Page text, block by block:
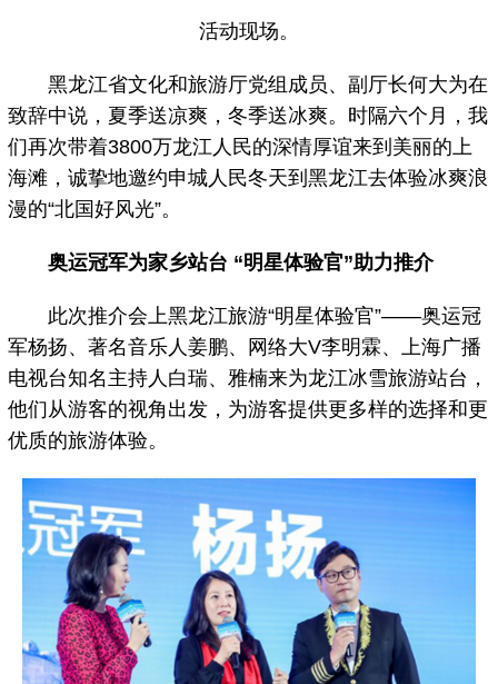
活动现场。
黑龙江省文化和旅游厅党组成员、副厅长何大为在
致辞中说，夏季送凉爽，冬季送冰爽。时隔六个月，我
们再次带着3800万龙江人民的深情厚谊来到美丽的上
海滩，诚挚地邀约申城人民冬天到黑龙江去体验冰爽浪
漫的“北国好风光”。
奥运冠军为家乡站台 “明星体验官”助力推介
此次推介会上黑龙江旅游“明星体验官”——奥运冠
军杨扬、著名音乐人姜鹏、网络大V李明霖、上海广播
电视台知名主持人白瑞、雅楠来为龙江冰雪旅游站台，
他们从游客的视角出发，为游客提供更多样的选择和更
优质的旅游体验。